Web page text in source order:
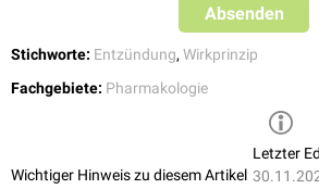
Absenden
Stichworte: Entzündung, Wirkprinzip
Fachgebiete: Pharmakologie
Wichtiger Hinweis zu diesem Artikel
Letzter